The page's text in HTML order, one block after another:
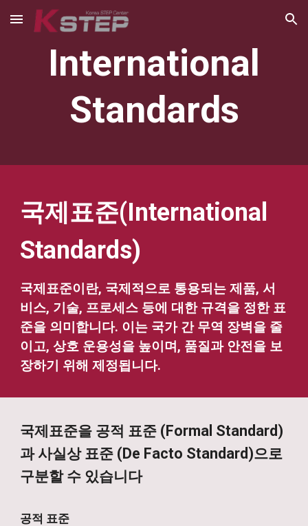
Skip to main content Skip to navigation
International
Standards
국제표준(International
Standards)
국제표준이란, 국제적으로 통용되는 제품, 서
비스, 기술, 프로세스 등에 대한 규격을 정한 표
준을 의미합니다. 이는 국가 간 무역 장벽을 줄
이고, 상호 운용성을 높이며, 품질과 안전을 보
장하기 위해 제정됩니다.
국제표준을 공적 표준 (Formal Standard)
과 사실상 표준 (De Facto Standard)으로
구분할 수 있습니다
공적 표준